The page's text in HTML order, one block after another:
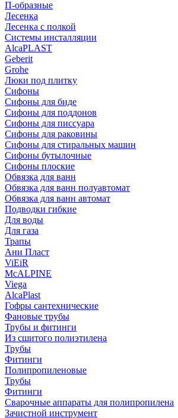
П-образные
Лесенка
Лесенка с полкой
Системы инсталляции
AlcaPLAST
Geberit
Grohe
Люки под плитку
Сифоны
Сифoны для биде
Сифoны для поддонов
Сифoны для писсуара
Сифоны для раковины
Сифоны для стиральных машин
Сифоны бутылочные
Сифоны плоские
Обвязка для ванн
Обвязка для ванн полуавтомат
Обвязка для ванн автомат
Подводки гибкие
Для воды
Для газа
Трапы
Ани Пласт
ViEiR
McALPINE
Viega
AlcaPlast
Гофры сантехнические
Фановые трубы
Трубы и фитинги
Из сшитого полиэтилена
Трубы
Фитинги
Полипропиленовые
Трубы
Фитинги
Сварочные аппараты для полипропилена
Зачистной инструмент